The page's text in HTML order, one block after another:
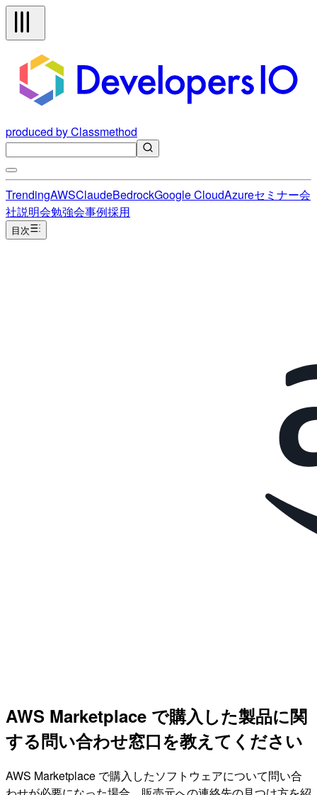
produced by Classmethod
TrendingAWSClaudeBedrockGoogle CloudAzureセミナー会
社説明会勉強会事例採用
目次
AWS Marketplace で購入した製品に関
する問い合わせ窓口を教えてください
AWS Marketplace で購入したソフトウェアについて問い合